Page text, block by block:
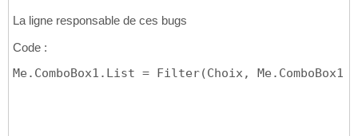
14
16
18
Case Is < 12
'Importer le nom du fournisseur vers le
    Me.ComboBox1.AddItem f.Range
( "D12")
La ligne responsable de ces bugs
Code :
Me.ComboBox1.List = Filter(Choix,